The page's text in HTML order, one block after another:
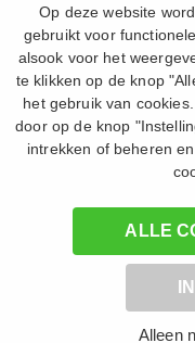
Op deze website
gebruikt voor
alsook voor het
te klikken op de knop
het gebruik van
door op de knop
intrekken of beheren
ALLE
Alleen
Canal+
Maatschappelijke